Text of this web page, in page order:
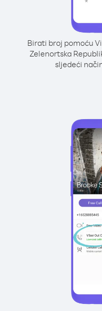
Birati broj pomoću
Zelenortska
sljedeći